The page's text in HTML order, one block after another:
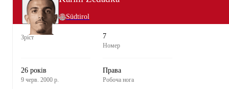
Südtirol
Зріст 7
Номер
26 років
9 черв. 2000 р.
Права
Робоча нога